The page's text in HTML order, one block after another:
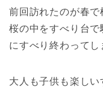
前回訪れたのが春で
桜の中をすべり台
にすべり終わってし
大人も子供も楽し